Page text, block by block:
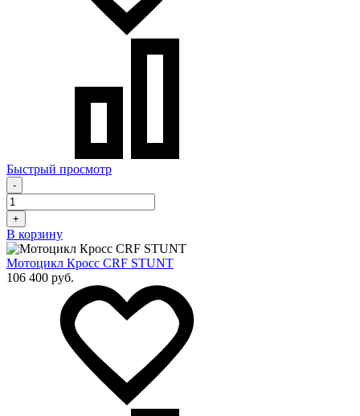
Быстрый просмотр
-
+
В корзину
Мотоцикл Кросс CRF STUNT
106 400 руб.